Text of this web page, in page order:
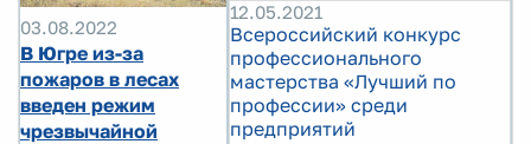
03.08.2022
В Югре из-за
пожаров в лесах
введен режим
чрезвычайной
12.05.2021
Всероссийский конкурс
профессионального
мастерства «Лучший по
профессии» среди
предприятий